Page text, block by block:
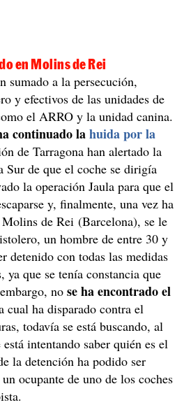
en Molins de Rei
sumado a la persecución,
y efectivos de las unidades de
el ARRO y la unidad canina.
continuado lahuida por la
de Tarragona han alertado la
de que el coche se dirigía
la operación Jaula para que el
y, finalmente, una vez ha
de Rei (Barcelona), se le
un hombre de entre 30 y
detenido con todas las medidas
ya que se tenía constancia que
no se ha encontrado el
cual ha disparado contra el
todavía se está buscando, al
intentando saber quién es el
la detención ha podido ser
ocupante de uno de los coches